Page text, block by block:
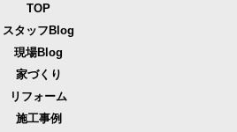
TOP
スタッフBlog
現場Blog
家づくり
リフォーム
施工事例